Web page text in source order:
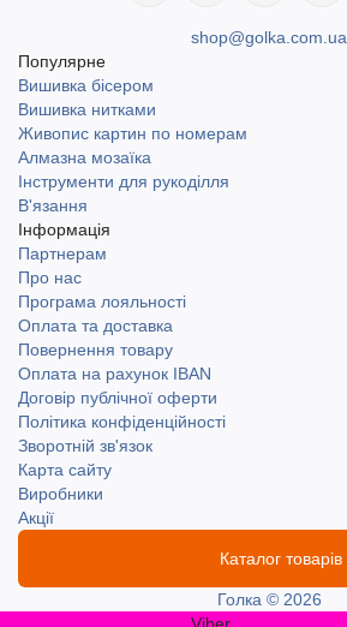
shop@golka.com.ua
Популярне
Вишивка бісером
Вишивка нитками
Живопис картин по номерам
Алмазна мозаїка
Інструменти для рукоділля
В'язання
Інформація
Партнерам
Про нас
Програма лояльності
Оплата та доставка
Повернення товару
Оплата на рахунок IBAN
Договір публічної оферти
Політика конфіденційності
Зворотній зв'язок
Карта сайту
Виробники
Акції
Каталог товарів
Голка © 2026